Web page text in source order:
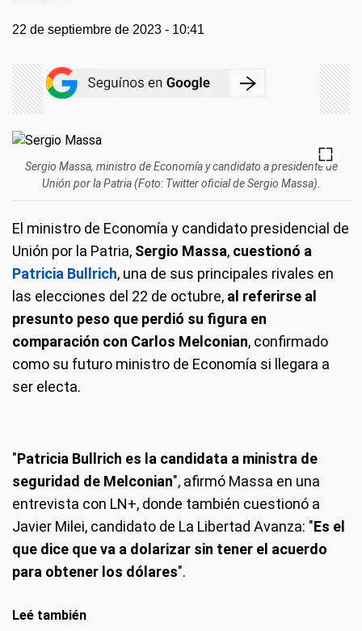
22 de septiembre de 2023 - 10:41
Sergio Massa, ministro de Economía y candidato a presidente de
Unión por la Patria (Foto: Twitter oficial de Sergio Massa).
El ministro de Economía y candidato presidencial de
Unión por la Patria, Sergio Massa, cuestionó a
Patricia Bullrich, una de sus principales rivales en
las elecciones del 22 de octubre, al referirse al
presunto peso que perdió su figura en
comparación con Carlos Melconian, confirmado
como su futuro ministro de Economía si llegara a
ser electa.
"Patricia Bullrich es la candidata a ministra de
seguridad de Melconian", afirmó Massa en una
entrevista con LN+, donde también cuestionó a
Javier Milei, candidato de La Libertad Avanza: "Es el
que dice que va a dolarizar sin tener el acuerdo
para obtener los dólares".
Leé también